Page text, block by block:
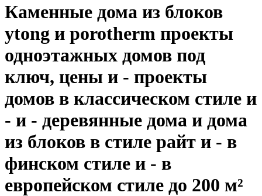
Каменные дома из блоков
ytong и porotherm проекты
одноэтажных домов под
ключ, цены и - проекты
домов в классическом стиле и
- и - деревянные дома и дома
из блоков в стиле райт и - в
финском стиле и - в
европейском стиле до 200 м²